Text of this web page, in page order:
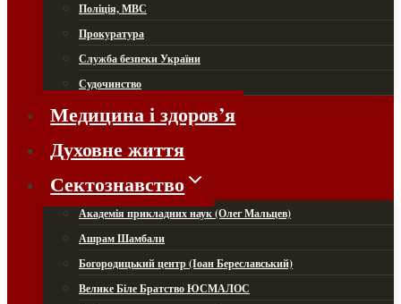
Поліція, МВС
Прокуратура
Служба безпеки України
Судочинство
Медицина і здоров’я
Духовне життя
Сектознавство
Академія прикладних наук (Олег Мальцев)
Ашрам Шамбали
Богородицький центр (Іоан Береславський)
Велике Біле Братство ЮСМАЛОС